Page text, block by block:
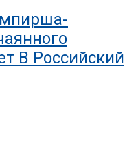
В Российский